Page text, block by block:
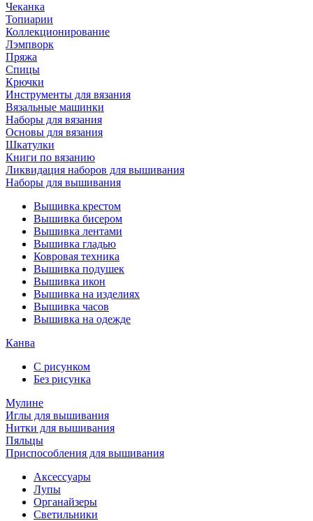
Чеканка
Топиарии
Коллекционирование
Лэмпворк
Пряжа
Спицы
Крючки
Инструменты для вязания
Вязальные машинки
Наборы для вязания
Основы для вязания
Шкатулки
Книги по вязанию
Ликвидация наборов для вышивания
Наборы для вышивания
Вышивка крестом
Вышивка бисером
Вышивка лентами
Вышивка гладью
Ковровая техника
Вышивка подушек
Вышивка икон
Вышивка на изделиях
Вышивка часов
Вышивка на одежде
Канва
С рисунком
Без рисунка
Мулине
Иглы для вышивания
Нитки для вышивания
Пяльцы
Приспособления для вышивания
Аксессуары
Лупы
Органайзеры
Светильники